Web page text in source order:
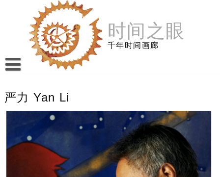
时间之眼
千年时间画廊
严力 Yan Li